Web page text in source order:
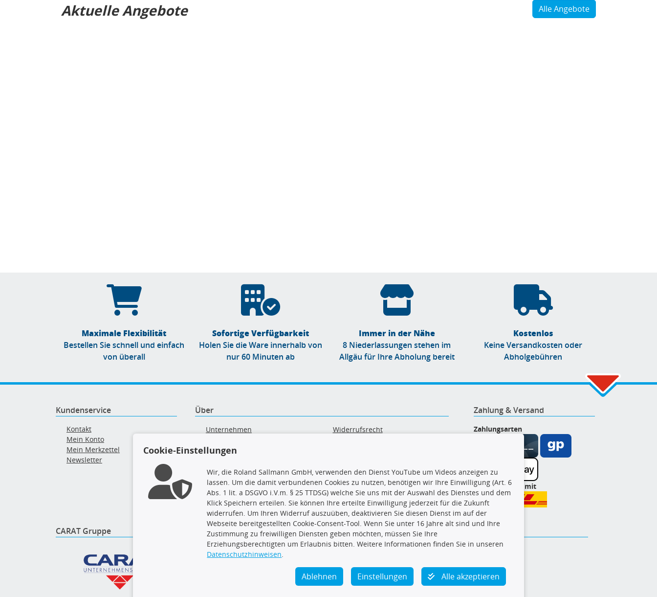
Aktuelle Angebote Alle Angebote
Maximale Flexibilität
Bestellen Sie schnell und einfach
von überall
Sofortige Verfügbarkeit
Holen Sie die Ware innerhalb von
nur 60 Minuten ab
Immer in der Nähe
8 Niederlassungen stehen im
Allgäu für Ihre Abholung bereit
Kostenlos
Keine Versandkosten oder
Abholgebühren
Kundenservice
Kontakt
Mein Konto
Mein Merkzettel
Newsletter
Über
Unternehmen
Versand & Zahlung
Widerrufsrecht
Barrierefreiheitserklärung
Zahlung & Versand
Zahlungsarten
Wir versenden mit
CARAT Gruppe Folge uns TecDoc Inside
Cookie-Einstellungen
Wir, die Roland Sallmann GmbH, verwenden den Dienst YouTube um Videos anzeigen zu
lassen. Um die damit verbundenen Cookies zu nutzen, benötigen wir Ihre Einwilligung (Art. 6
Abs. 1 lit. a DSGVO i.V.m. § 25 TTDSG) welche Sie uns mit der Auswahl des Dienstes und dem
Klick Speichern erteilen. Sie können Ihre erteilte Einwilligung jederzeit für die Zukunft
widerrufen. Um Ihren Widerruf auszuüben, deaktivieren Sie diesen Dienst im auf der
Webseite bereitgestellten Cookie-Consent-Tool. Wenn Sie unter 16 Jahre alt sind und Ihre
Zustimmung zu freiwilligen Diensten geben möchten, müssen Sie Ihre
Erziehungsberechtigten um Erlaubnis bitten. Weitere Informationen finden Sie in unseren
Datenschutzhinweisen.
Alle akzeptieren
Einstellungen
Ablehnen